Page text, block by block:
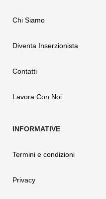
Chi Siamo
Diventa Inserzionista
Contatti
Lavora Con Noi
Termini e condizioni
Privacy